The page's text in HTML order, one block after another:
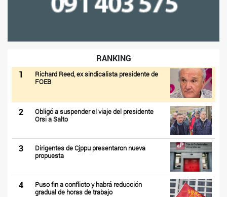
RANKING
1
Richard Reed, ex sindicalista presidente de
FOEB
2
Obligó a suspender el viaje del presidente
Orsi a Salto
3
Dirigentes de Cjppu presentaron nueva
propuesta
4
Puso fin a conflicto y habrá reducción
gradual de horas de trabajo